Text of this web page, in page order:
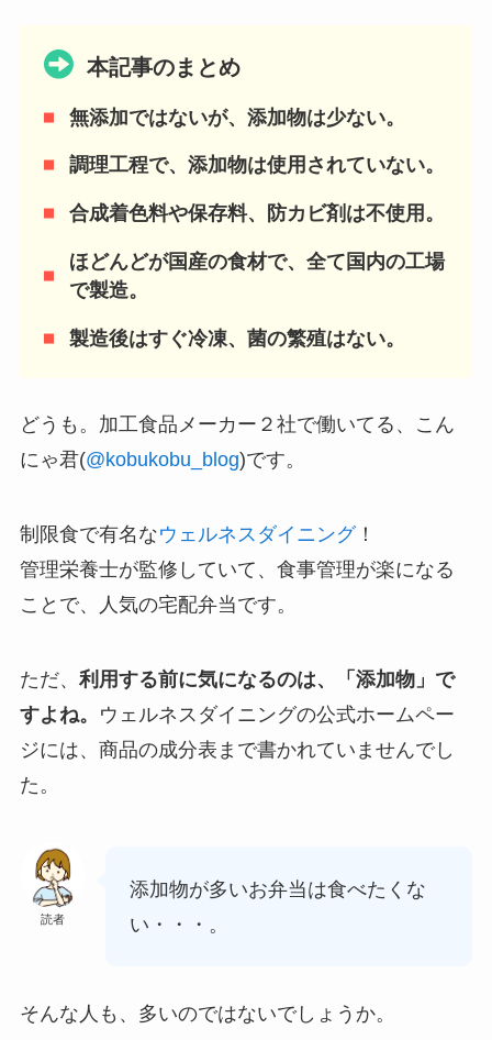
本記事のまとめ
無添加ではないが、添加物は少ない。
調理工程で、添加物は使用されていない。
合成着色料や保存料、防カビ剤は不使用。
ほどんどが国産の食材で、全て国内の工場
で製造。
製造後はすぐ冷凍、菌の繁殖はない。
どうも。加工食品メーカー２社で働いてる、こん
にゃ君(@kobukobu_blog)です。
制限食で有名なウェルネスダイニング！
管理栄養士が監修していて、食事管理が楽になる
ことで、人気の宅配弁当です。
ただ、 利用する前に気になるのは、「添加物」で
すよね。
ウェルネスダイニングの公式ホームペー
ジには、商品の成分表まで書かれていませんでし
た。
読者
添加物が多いお弁当は食べたくな
い・・・。
そんな人も、多いのではないでしょうか。